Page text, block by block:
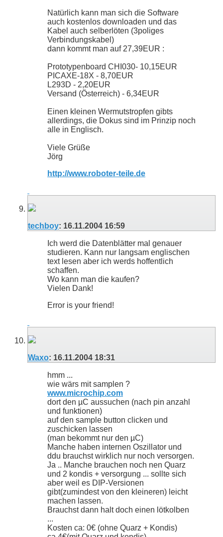
Natürlich kann man sich die Software
auch kostenlos downloaden und das
Kabel auch selberlöten (3poliges
Verbindungskabel)
dann kommt man auf 27,39EUR :
Prototypenboard CHI030- 10,15EUR
PICAXE-18X - 8,70EUR
L293D - 2,20EUR
Versand (Österreich) - 6,34EUR
Einen kleinen Wermutstropfen gibts
allerdings, die Dokus sind im Prinzip noch
alle in Englisch.
Viele Grüße
Jörg
http://www.roboter-teile.de
techboy: 16.11.2004 16:59
Ich werd die Datenblätter mal genauer
studieren. Kann nur langsam englischen
text lesen aber ich werds hoffentlich
schaffen.
Wo kann man die kaufen?
Vielen Dank!
Error is your friend!
Waxo: 16.11.2004 18:31
hmm ...
wie wärs mit samplen ?
www.microchip.com
dort den µC aussuchen (nach pin anzahl
und funktionen)
auf den sample button clicken und
zuschicken lassen
(man bekommt nur den µC)
Manche haben internen Oszillator und
ddu brauchst wirklich nur noch versorgen.
Ja .. Manche brauchen noch nen Quarz
und 2 kondis + versorgung ... sollte sich
aber weil es DIP-Versionen
gibt(zumindest von den kleineren) leicht
machen lassen.
Brauchst dann halt doch einen lötkolben
...
Kosten ca: 0€ (ohne Quarz + Kondis)